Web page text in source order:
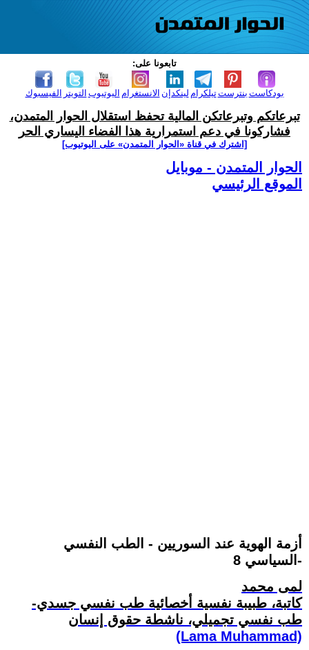
تابعونا على:
الفيسبوك التويتر اليوتيوب الانستغرام لينكدإن تيلكرامبنترست بودكاست
تبرعاتكم وتبرعاتكن المالية تحفظ استقلال الحوار المتمدن،
فشاركونا في دعم استمرارية هذا الفضاء اليساري الحر
[اشترك في قناة ‫«الحوار المتمدن» على اليوتيوب]
الحوار المتمدن - موبايل
الموقع الرئيسي
أزمة الهوية عند السوريين - الطب النفسي
السياسي 8-
لمى محمد
كاتبة، طبيبة نفسية أخصائية طب نفسي جسدي-
طب نفسي تجميلي، ناشطة حقوق إنسان
(Lama Muhammad)